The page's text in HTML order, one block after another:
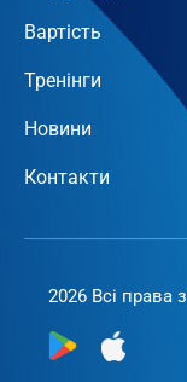
Вартість
Тренінги
Новини
Контакти
2026 Всі права